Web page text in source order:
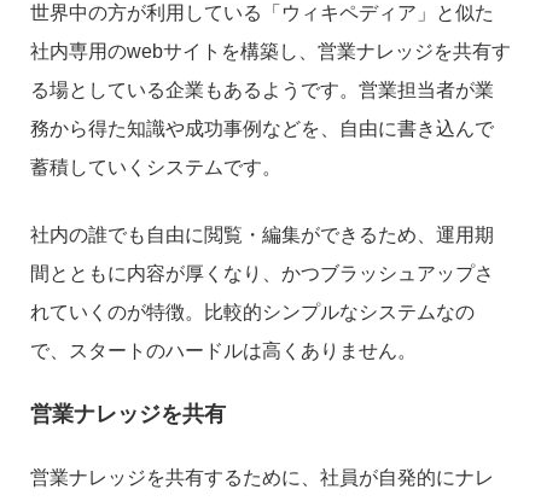
世界中の方が利用している「ウィキペディア」と似た
社内専用のwebサイトを構築し、営業ナレッジを共有す
る場としている企業もあるようです。営業担当者が業
務から得た知識や成功事例などを、自由に書き込んで
蓄積していくシステムです。
社内の誰でも自由に閲覧・編集ができるため、運用期
間とともに内容が厚くなり、かつブラッシュアップさ
れていくのが特徴。比較的シンプルなシステムなの
で、スタートのハードルは高くありません。
営業ナレッジを共有
営業ナレッジを共有するために、社員が自発的にナレ